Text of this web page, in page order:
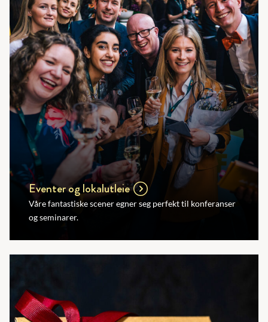
Eventer og lokalutleie
Våre fantastiske scener egner seg perfekt til konferanser
og seminarer.